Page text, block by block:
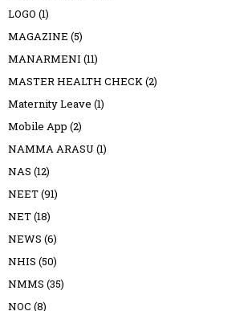
LOGO (1)
MAGAZINE (5)
MANARMENI (11)
MASTER HEALTH CHECK(2)
Maternity Leave (1)
Mobile App (2)
NAMMA ARASU (1)
NAS (12)
NEET(91)
NET(18)
NEWS (6)
NHIS (50)
NMMS (35)
NOC (8)